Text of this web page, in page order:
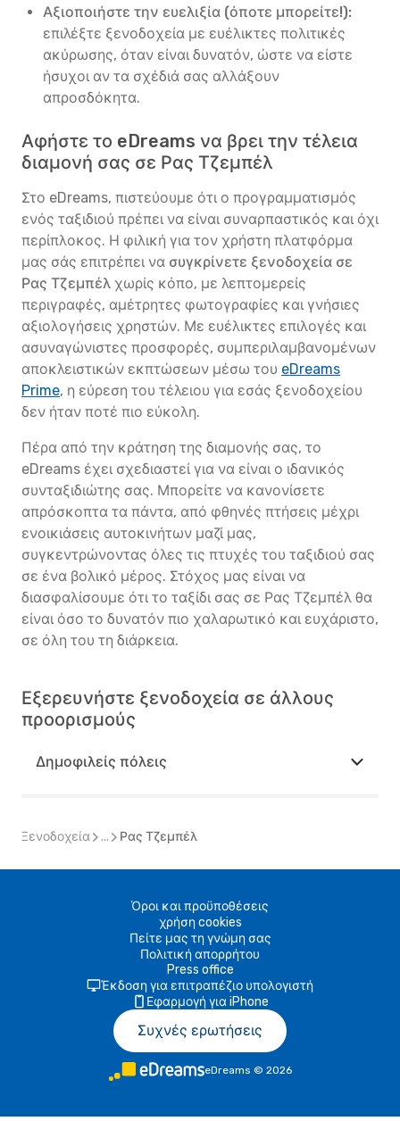
Αξιοποιήστε την ευελιξία (όποτε μπορείτε!):
επιλέξτε ξενοδοχεία με ευέλικτες πολιτικές
ακύρωσης, όταν είναι δυνατόν, ώστε να είστε
ήσυχοι αν τα σχέδιά σας αλλάξουν
απροσδόκητα.
Αφήστε το eDreams να βρει την τέλεια
διαμονή σας σε Ρας Τζεμπέλ
Στο eDreams, πιστεύουμε ότι ο προγραμματισμός
ενός ταξιδιού πρέπει να είναι συναρπαστικός και όχι
περίπλοκος. Η φιλική για τον χρήστη πλατφόρμα
μας σάς επιτρέπει να συγκρίνετε ξενοδοχεία σε
Ρας Τζεμπέλ χωρίς κόπο, με λεπτομερείς
περιγραφές, αμέτρητες φωτογραφίες και γνήσιες
αξιολογήσεις χρηστών. Με ευέλικτες επιλογές και
ασυναγώνιστες προσφορές, συμπεριλαμβανομένων
αποκλειστικών εκπτώσεων μέσω του eDreams
Prime, η εύρεση του τέλειου για εσάς ξενοδοχείου
δεν ήταν ποτέ πιο εύκολη.
Πέρα από την κράτηση της διαμονής σας, το
eDreams έχει σχεδιαστεί για να είναι ο ιδανικός
συνταξιδιώτης σας. Μπορείτε να κανονίσετε
απρόσκοπτα τα πάντα, από φθηνές πτήσεις μέχρι
ενοικιάσεις αυτοκινήτων μαζί μας,
συγκεντρώνοντας όλες τις πτυχές του ταξιδιού σας
σε ένα βολικό μέρος. Στόχος μας είναι να
διασφαλίσουμε ότι το ταξίδι σας σε Ρας Τζεμπέλ θα
είναι όσο το δυνατόν πιο χαλαρωτικό και ευχάριστο,
σε όλη του τη διάρκεια.
Εξερευνήστε ξενοδοχεία σε άλλους
προορισμούς
Δημοφιλείς πόλεις
Ξενοδοχεία ... Ρας Τζεμπέλ
Όροι και προϋποθέσεις
χρήση cookies
Πείτε μας τη γνώμη σας
Πολιτική απορρήτου
Press office
Έκδοση για επιτραπέζιο υπολογιστή
Εφαρμογή για iPhone
Συχνές ερωτήσεις
eDreams © 2026